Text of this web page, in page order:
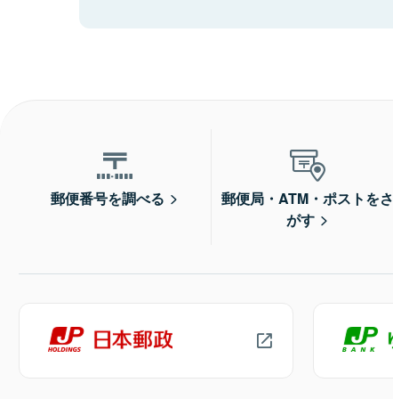
郵便番号を調べる
郵便局・ATM・ポストをさ
がす